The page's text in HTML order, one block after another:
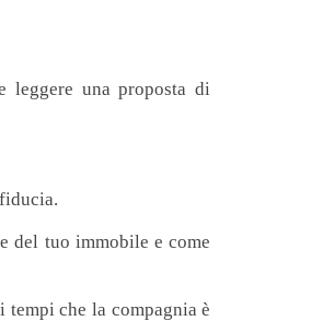
una proposta di
del tuo immobile e come
che la compagnia è